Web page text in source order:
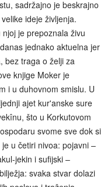
sadržajno je beskrajno
ideje življenja.
je prepoznala živu
jednako aktuelna jer
bez traga o želji za
knjige Moker je
i u duhovnom smislu. U
ajet kur'anske sure
što u Korkutovom
svome sve dok si
u četiri nivoa: pojavni –
jekin i sufijski –
svaka stvar dolazi